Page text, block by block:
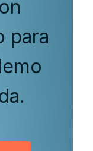
para